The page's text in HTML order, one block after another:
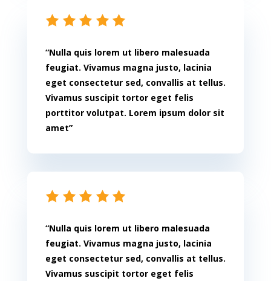
“Nulla quis lorem ut libero malesuada
feugiat. Vivamus magna justo, lacinia
eget consectetur sed, convallis at tellus.
Vivamus suscipit tortor eget felis
porttitor volutpat. Lorem ipsum dolor sit
amet”
“Nulla quis lorem ut libero malesuada
feugiat. Vivamus magna justo, lacinia
eget consectetur sed, convallis at tellus.
Vivamus suscipit tortor eget felis